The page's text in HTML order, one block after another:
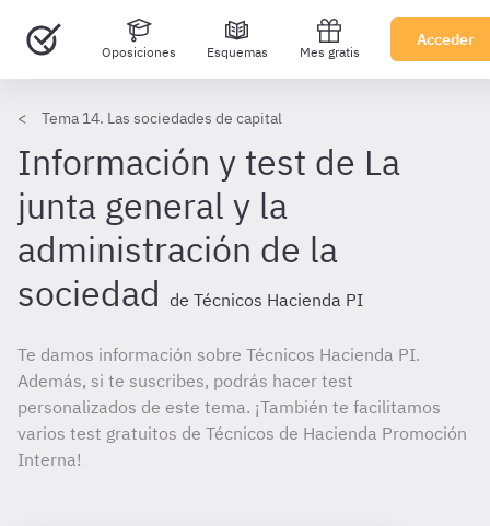
Oposiciones Esquemas Mes gratis
Acceder
Tema 14. Las sociedades de capital
Información y test de La
junta general y la
administración de la
sociedad de Técnicos Hacienda PI
Te damos información sobre Técnicos Hacienda PI.
Además, si te suscribes, podrás hacer test
personalizados de este tema. ¡También te facilitamos
varios test gratuitos de Técnicos de Hacienda Promoción
Interna!